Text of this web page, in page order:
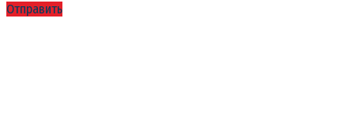
Отправить